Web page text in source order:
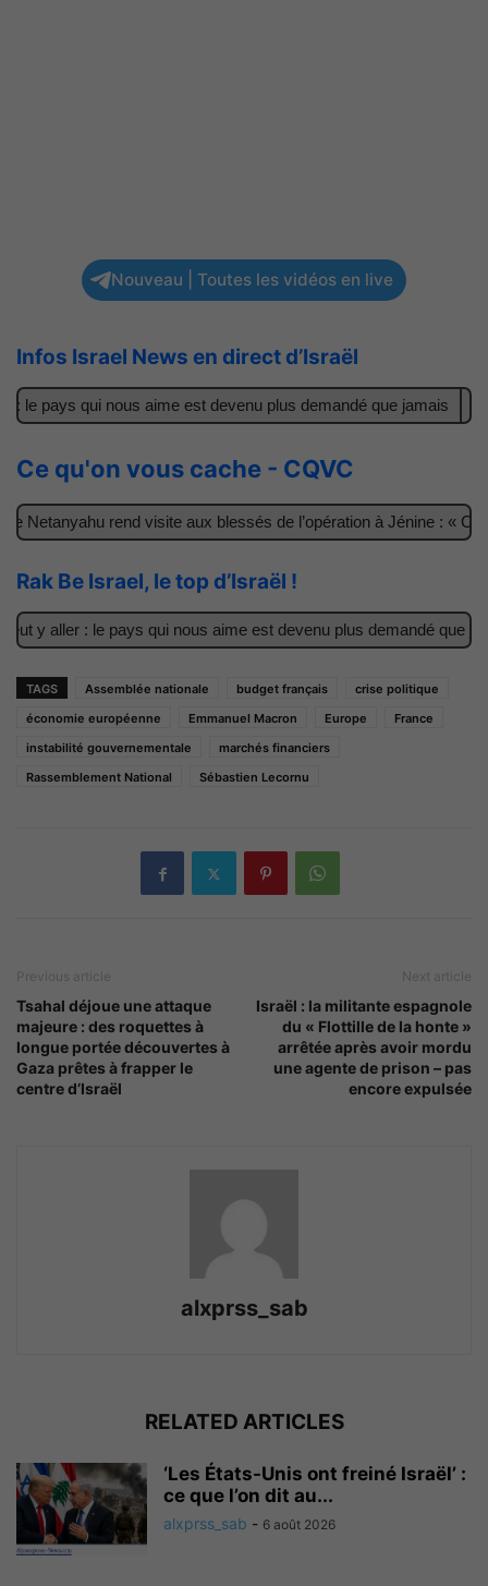
Nouveau | Toutes les vidéos en live
Infos Israel News en direct d’Israël
pays qui nous aime est devenu plus demandé que jamais
Ce qu'on vous cache - CQVC
rend visite aux blessés de l’opération à Jénine : « Ces
Rak Be Israel, le top d’Israël !
y aller : le pays qui nous aime est devenu plus demandé que
TAGS Assemblée nationale budget français
crise politique
économie européenne
Emmanuel Macron Europe
France
instabilité gouvernementale
marchés financiers
Rassemblement National
Sébastien Lecornu
Previous article
Tsahal déjoue une attaque
majeure : des roquettes à
longue portée découvertes à
Gaza prêtes à frapper le
centre d’Israël
Next article
Israël : la militante espagnole
du « Flottille de la honte »
arrêtée après avoir mordu
une agente de prison – pas
encore expulsée
alxprss_sab
RELATED ARTICLES
‘Les États-Unis ont freiné Israël’ :
ce que l’on dit au...
alxprss_sab - 6 août 2026